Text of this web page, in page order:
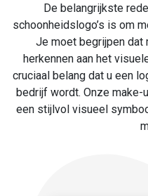
De belangrijkste
schoonheidslogo’s is om
Je moet begrijpen dat
herkennen aan het
cruciaal belang dat u een
bedrijf wordt. Onze
een stijlvol visueel